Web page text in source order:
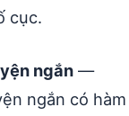
cục.
ngắn —
ngắn có hàm